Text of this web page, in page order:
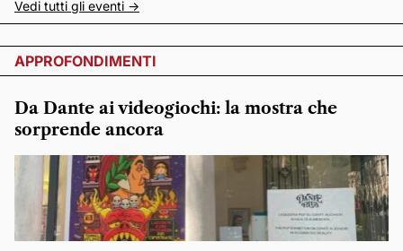
Vedi tutti gli eventi ->
APPROFONDIMENTI
Da Dante ai videogiochi: la mostra che
sorprende ancora